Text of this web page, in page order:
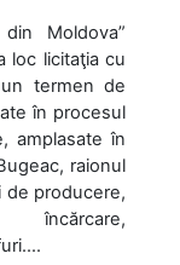
Moldova”
loc licitaţia cu
termen de
în procesul
amplasate în
raionul
de producere,